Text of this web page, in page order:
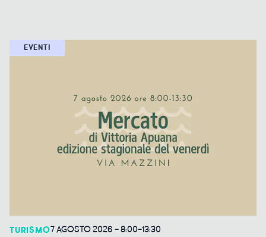
EVENTI
TURISMO7 AGOSTO 2026 -8:00-13:30